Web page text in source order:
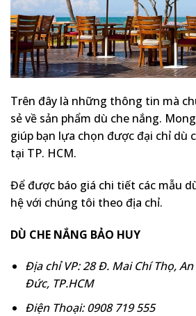
Trên đây là những thông tin mà
sẻ về sản phẩm dù che nắng.
giúp bạn lựa chọn được đại chỉ dù
tại TP. HCM.
Để được báo giá chi tiết các mẫu
hệ với chúng tôi theo địa chỉ.
DÙ CHE NẮNG BẢO HUY
Địa chỉ VP: 28 Đ. Mai Chí Thọ, An
Đức, TP.HCM
Điện Thoại: 0908 719 555